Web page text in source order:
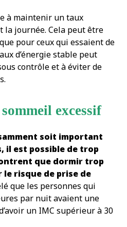
à maintenir un taux
la journée. Cela peut être
pour ceux qui essaient de
d’énergie stable peut
contrôle et à éviter de
excessif
soit important
il est possible de trop
que dormir trop
risque de prise de
que les personnes qui
par nuit avaient une
un IMC supérieur à 30